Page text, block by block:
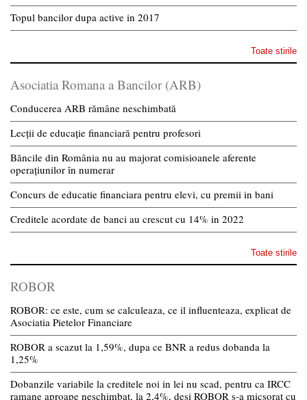
Topul bancilor dupa active in 2017
Toate stirile
Asociatia Romana a Bancilor (ARB)
Conducerea ARB rămâne neschimbată
Lecții de educație financiară pentru profesori
Băncile din România nu au majorat comisioanele aferente
operațiunilor în numerar
Concurs de educatie financiara pentru elevi, cu premii in bani
Creditele acordate de banci au crescut cu 14% in 2022
Toate stirile
ROBOR
ROBOR: ce este, cum se calculeaza, ce il influenteaza, explicat de
Asociatia Pietelor Financiare
ROBOR a scazut la 1,59%, dupa ce BNR a redus dobanda la
1,25%
Dobanzile variabile la creditele noi in lei nu scad, pentru ca IRCC
ramane aproape neschimbat, la 2,4%, desi ROBOR s-a micsorat cu